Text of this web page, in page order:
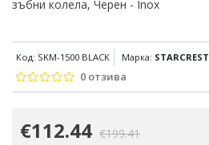
зъбни колела, Черен - Inox
Код: SKM-1500 BLACK Марка: STARCREST
0 отзива
€112.44 €199.41